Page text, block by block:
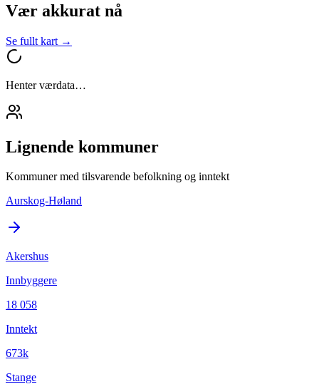
Vær akkurat nå
Se fullt kart →
Henter værdata…
Lignende kommuner
Kommuner med tilsvarende befolkning og inntekt
Aurskog-Høland
Akershus
Innbyggere
18 058
Inntekt
673k
Stange